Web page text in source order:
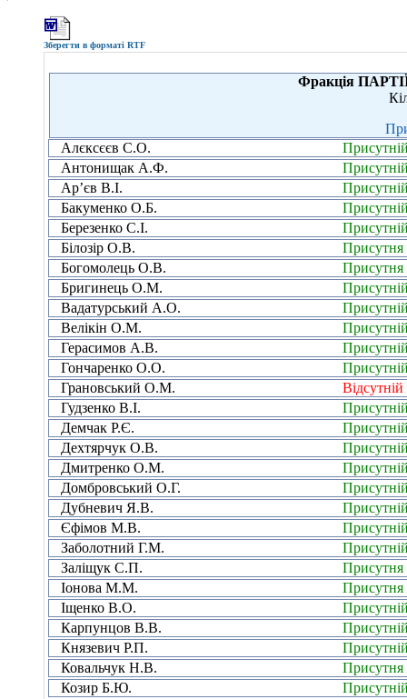
Зберегти в форматі RTF
Фракція
Алєксєєв С.О.
Антонищак А.Ф.
Ар’єв В.І.
Бакуменко О.Б.
Березенко С.І.
Білозір О.В.
Присутня
Богомолець О.В.
Присутня
Бригинець О.М.
Вадатурський А.О.
Велікін О.М.
Герасимов А.В.
Гончаренко О.О.
Грановський О.М.
Відсутній
Гудзенко В.І.
Демчак Р.Є.
Дехтярчук О.В.
Дмитренко О.М.
Домбровський О.Г.
Дубневич Я.В.
Єфімов М.В.
Заболотний Г.М.
Заліщук С.П.
Присутня
Іонова М.М.
Присутня
Іщенко В.О.
Карпунцов В.В.
Князевич Р.П.
Ковальчук Н.В.
Присутня
Козир Б.Ю.